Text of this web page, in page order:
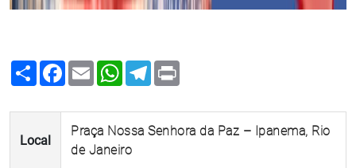
Share Facebook
Email WhatsApp
Telegram
Local
Praça Nossa Senhora da Paz – Ipanema, Rio
de Janeiro